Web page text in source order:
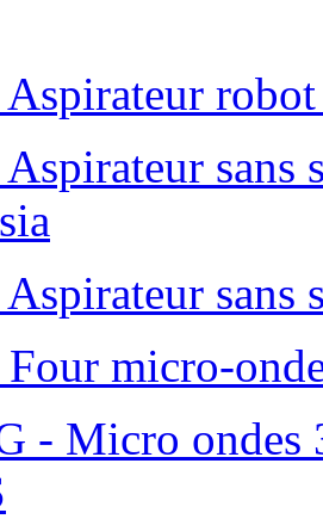
Aspirateur
sans
Four micro-
- Micro